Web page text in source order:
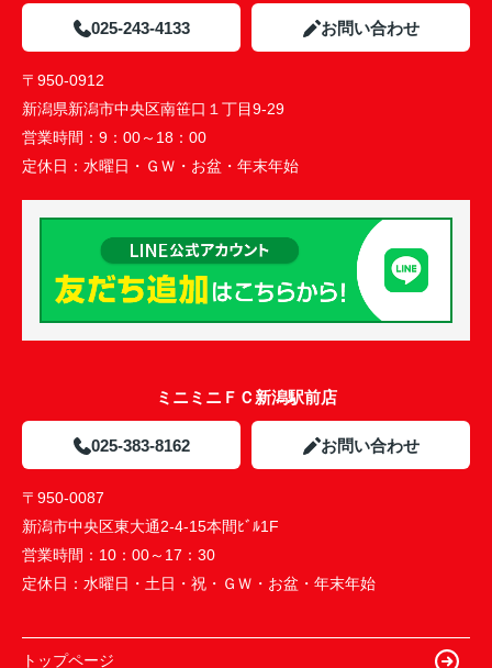
025-243-4133 お問い合わせ
〒950-0912
新潟県新潟市中央区南笹口１丁目9-29
営業時間： 9：00～18：00
定休日： 水曜日・ＧＷ・お盆・年末年始
ミニミニＦＣ新潟駅前店
025-383-8162 お問い合わせ
〒950-0087
新潟市中央区東大通2-4-15本間ﾋﾞﾙ1F
営業時間： 10：00～17：30
定休日： 水曜日・土日・祝・ＧＷ・お盆・年末年始
トップページ